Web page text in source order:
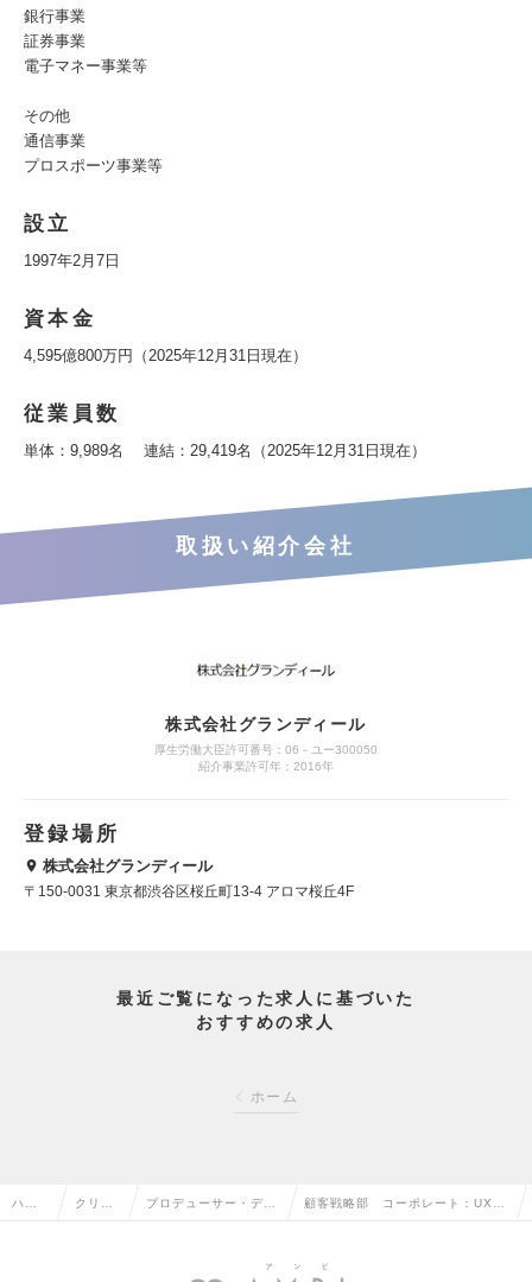
銀行事業
証券事業
電子マネー事業等
その他
通信事業
プロスポーツ事業等
設立
1997年2月7日
資本金
4,595億800万円（2025年12月31日現在）
従業員数
単体：9,989名 連結：29,419名（2025年12月31日現在）
取扱い紹介会社
株式会社グランディール
厚生労働大臣許可番号：06－ユー300050
紹介事業許可年：2016年
登録場所
株式会社グランディール
〒150-0031 東京都渋谷区桜丘町13-4 アロマ桜丘4F
最近ご覧になった求人に基づいた
おすすめの求人
ホーム
ハイ クリエ プロデューサー・ディ
イル・ゲーム関連）の
顧客戦略部 コーポレート：UXデ
ィレクション）（Mgrクラス）の